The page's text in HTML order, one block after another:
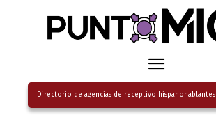
Directorio de agencias de receptivo hispanohablantes